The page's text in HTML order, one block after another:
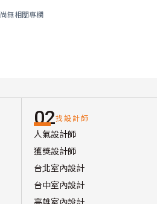
尚無相關專欄
02找設計師
人氣設計師
獲獎設計師
台北室內設計
台中室內設計